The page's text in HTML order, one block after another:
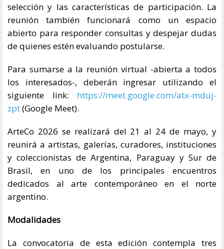
selección y las características de participación. La
reunión también funcionará como un espacio
abierto para responder consultas y despejar dudas
de quienes estén evaluando postularse.
Para sumarse a la reunión virtual -abierta a todos
los interesados-, deberán ingresar utilizando el
siguiente link: https://meet.google.com/atx-mduj-
zpt(Google Meet).
ArteCo 2026 se realizará del 21 al 24 de mayo, y
reunirá a artistas, galerías, curadores, instituciones
y coleccionistas de Argentina, Paraguay y Sur de
Brasil, en uno de los principales encuentros
dedicados al arte contemporáneo en el norte
argentino.
Modalidades
La convocatoria de esta edición contempla tres